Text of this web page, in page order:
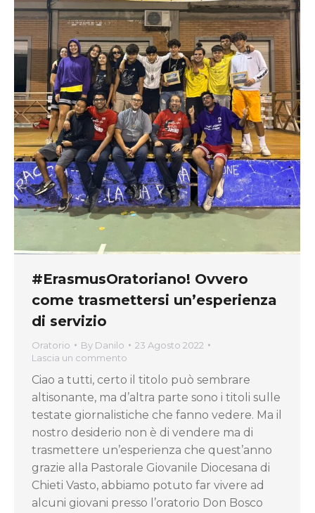
#ErasmusOratoriano! Ovvero
come trasmettersi un’esperienza
di servizio
Oratorio By Danilo
23 Agosto 2022
Lascia un commento
Ciao a tutti, certo il titolo può sembrare
altisonante, ma d’altra parte sono i titoli sulle
testate giornalistiche che fanno vedere. Ma il
nostro desiderio non è di vendere ma di
trasmettere un’esperienza che quest’anno
grazie alla Pastorale Giovanile Diocesana di
Chieti Vasto, abbiamo potuto far vivere ad
alcuni giovani presso l’oratorio Don Bosco